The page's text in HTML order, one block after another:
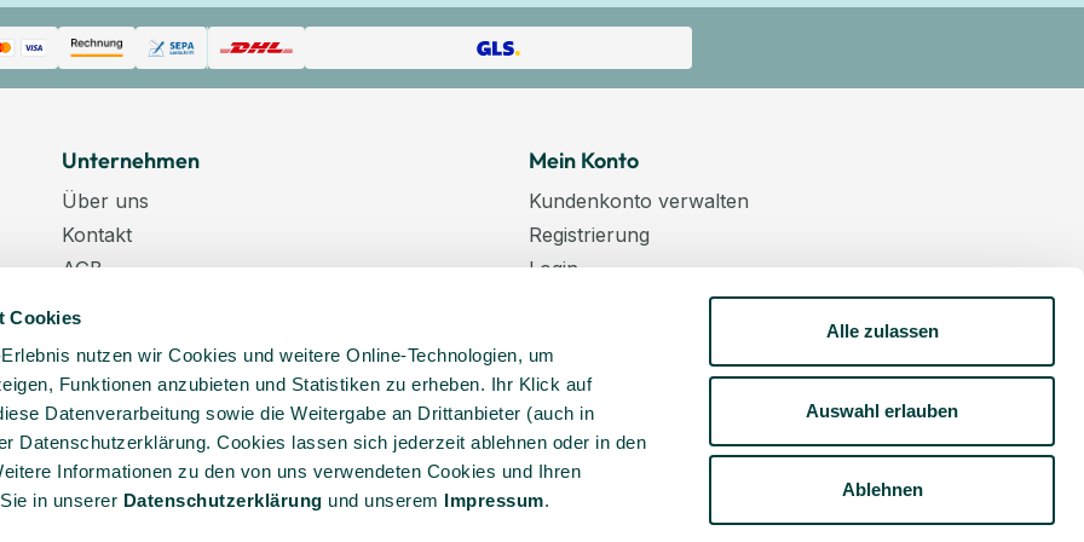
Cookies
nutzen wir Cookies und weitere Online-Technologien, um
Funktionen anzubieten und Statistiken zu erheben. Ihr Klick auf
Datenverarbeitung sowie die Weitergabe an Drittanbieter (auch in
Datenschutzerklärung. Cookies lassen sich jederzeit ablehnen oder in den
Informationen zu den von uns verwendeten Cookies und Ihren
in unserer Daten­schutz­erklärung und unserem Impressum.
Alle zulassen
Auswahl erlauben
Ablehnen
Unternehmen
Über uns
Kontakt
AGB
Karriere
Veranstaltungstermine
Lieferkette
Mein Konto
Kundenkonto verwalten
Registrierung
Login
Kundenkonto aktivieren